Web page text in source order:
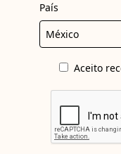
País
Aceito